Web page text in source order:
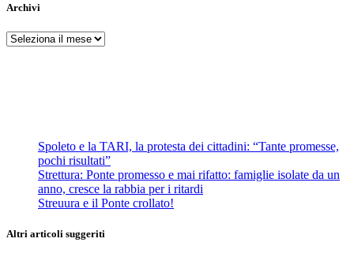
Archivi
Archivi
Spoleto e la TARI, la protesta dei cittadini: “Tante promesse,
pochi risultati”
Strettura: Ponte promesso e mai rifatto: famiglie isolate da un
anno, cresce la rabbia per i ritardi
Streuura e il Ponte crollato!
Altri articoli suggeriti